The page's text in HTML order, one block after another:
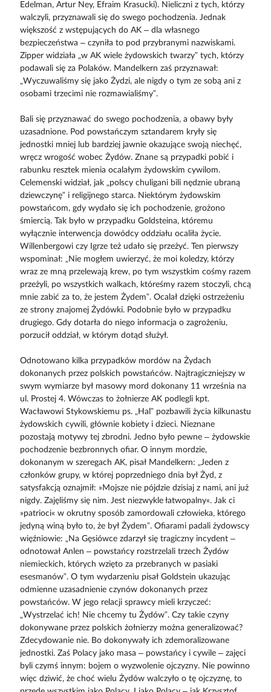
Edelman, Artur Ney, Efraim Krasucki). Nieliczni z tych, którzy
walczyli, przyznawali się do swego pochodzenia. Jednak
większość z wstępujących do AK – dla własnego
bezpieczeństwa – czyniła to pod przybranymi nazwiskami.
Zipper widziała „w AK wiele żydowskich twarzy” tych, którzy
podawali się za Polaków. Mandelkern zaś przyznawał:
„Wyczuwaliśmy się jako Żydzi, ale nigdy o tym ze sobą ani z
osobami trzecimi nie rozmawialiśmy”.
Bali się przyznawać do swego pochodzenia, a obawy były
uzasadnione. Pod powstańczym sztandarem kryły się
jednostki mniej lub bardziej jawnie okazujące swoją niechęć,
wręcz wrogość wobec Żydów. Znane są przypadki pobić i
rabunku resztek mienia ocalałym żydowskim cywilom.
Celemenski widział, jak „polscy chuligani bili nędznie ubraną
dziewczynę” i religijnego starca. Niektórym żydowskim
powstańcom, gdy wydało się ich pochodzenie, grożono
śmiercią. Tak było w przypadku Goldsteina, któremu
wyłącznie interwencja dowódcy oddziału ocaliła życie.
Willenbergowi czy Igrze też udało się przeżyć. Ten pierwszy
wspominał: „Nie mogłem uwierzyć, że moi koledzy, którzy
wraz ze mną przelewają krew, po tym wszystkim cośmy razem
przeżyli, po wszystkich walkach, któreśmy razem stoczyli, chcą
mnie zabić za to, że jestem Żydem”. Ocalał dzięki ostrzeżeniu
ze strony znajomej Żydówki. Podobnie było w przypadku
drugiego. Gdy dotarła do niego informacja o zagrożeniu,
porzucił oddział, w którym dotąd służył.
Odnotowano kilka przypadków mordów na Żydach
dokonanych przez polskich powstańców. Najtragiczniejszy w
swym wymiarze był masowy mord dokonany 11 września na
ul. Prostej 4. Wówczas to żołnierze AK podlegli kpt.
Wacławowi Stykowskiemu ps. „Hal” pozbawili życia kilkunastu
żydowskich cywili, głównie kobiety i dzieci. Nieznane
pozostają motywy tej zbrodni. Jedno było pewne – żydowskie
pochodzenie bezbronnych ofiar. O innym mordzie,
dokonanym w szeregach AK, pisał Mandelkern: „Jeden z
członków grupy, w której poprzedniego dnia był Żyd, z
satysfakcją oznajmił: »Mojsze nie pójdzie dzisiaj z nami, ani już
nigdy. Zajęliśmy się nim. Jest niezwykle łatwopalny«. Jak ci
»patrioci« w okrutny sposób zamordowali człowieka, którego
jedyną winą było to, że był Żydem”. Ofiarami padali żydowscy
więźniowie: „Na Gęsiówce zdarzył się tragiczny incydent –
odnotował Anlen – powstańcy rozstrzelali trzech Żydów
niemieckich, których wzięto za przebranych w pasiaki
esesmanów”. O tym wydarzeniu pisał Goldstein ukazując
odmienne uzasadnienie czynów dokonanych przez
powstańców. W jego relacji sprawcy mieli krzyczeć:
„Wystrzelać ich! Nie chcemy tu Żydów”. Czy takie czyny
dokonywane przez polskich żołnierzy można generalizować?
Zdecydowanie nie. Bo dokonywały ich zdemoralizowane
jednostki. Zaś Polacy jako masa – powstańcy i cywile – zajęci
byli czymś innym: bojem o wyzwolenie ojczyzny. Nie powinno
więc dziwić, że choć wielu Żydów walczyło o tę ojczyznę, to